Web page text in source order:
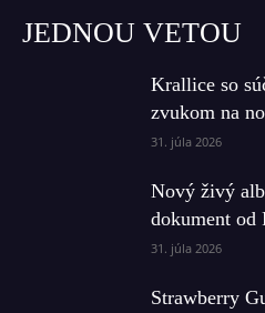
JEDNOU VETOU
Krallice so
zvukom na
31. júla 2026
Nový živý
dokument od
31. júla 2026
Strawberry